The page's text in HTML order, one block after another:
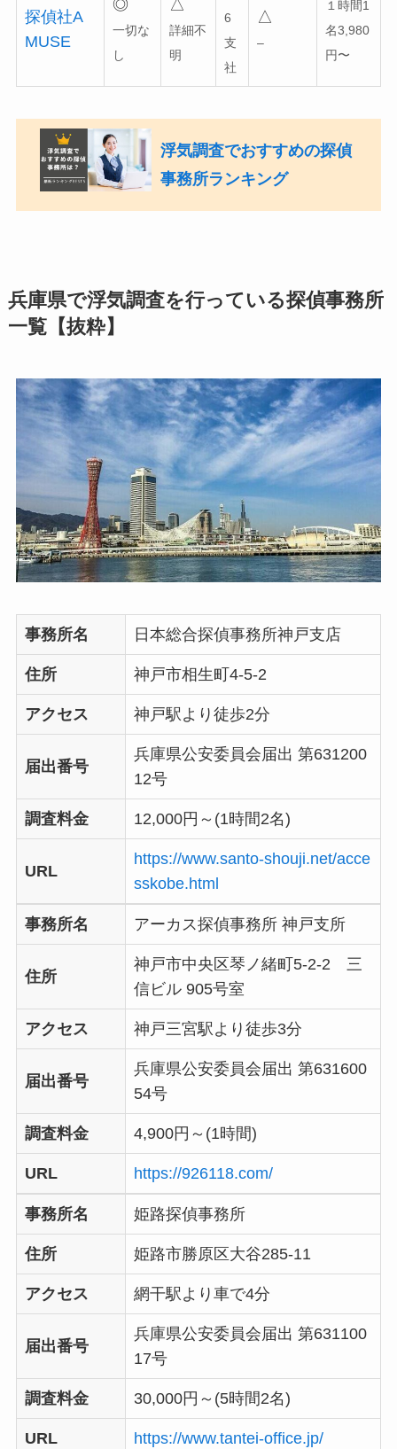
探偵社A
MUSE
◎
一切な
し
△
詳細不
明
6
支
社
△
–
１時間1
名3,980
円〜
浮気調査でおすすめの探偵
事務所ランキング
兵庫県で浮気調査を行っている探偵事務所
一覧【抜粋】
事務所名 日本総合探偵事務所神戸支店
住所 神戸市相生町4-5-2
アクセス 神戸駅より徒歩2分
届出番号
兵庫県公安委員会届出 第631200
12号
調査料金 12,000円～(1時間2名)
URL
https://www.santo-shouji.net/acce
sskobe.html
事務所名 アーカス探偵事務所 神戸支所
住所
神戸市中央区琴ノ緒町5-2-2 三
信ビル 905号室
アクセス 神戸三宮駅より徒歩3分
届出番号
兵庫県公安委員会届出 第631600
54号
調査料金 4,900円～(1時間)
URL https://926118.com/
事務所名 姫路探偵事務所
住所 姫路市勝原区大谷285-11
アクセス 網干駅より車で4分
届出番号
兵庫県公安委員会届出 第631100
17号
調査料金 30,000円～(5時間2名)
URL https://www.tantei-office.jp/